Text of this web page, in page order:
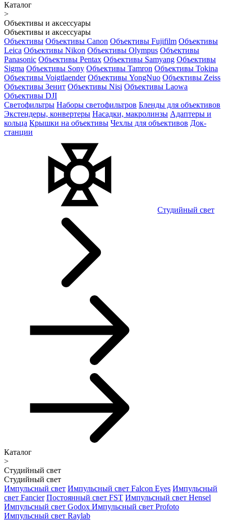
Каталог
>
Объективы и аксессуары
Объективы и аксессуары
Объективы Объективы Canon Объективы Fujifilm Объективы
Leica Объективы Nikon Объективы Olympus Объективы
Panasonic Объективы Pentax Объективы Samyang Объективы
Sigma Объективы Sony Объективы Tamron Объективы Tokina
Объективы Voigtlaender Объективы YongNuo Объективы Zeiss
Объективы Зенит Объективы Nisi Объективы Laowa
Объективы DJI
Светофильтры Наборы светофильтров Бленды для объективов
Экстендеры, конвертеры Насадки, макролинзы Адаптеры и
кольца Крышки на объективы Чехлы для объективов Док-
станции
Студийный свет
Каталог
>
Студийный свет
Студийный свет
Импульсный свет Импульсный свет Falcon Eyes Импульсный
свет Fancier Постоянный свет FST Импульсный свет Hensel
Импульсный свет Godox Импульсный свет Profoto
Импульсный свет Raylab